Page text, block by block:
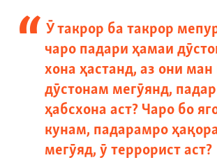
Ӯ такрор ба такрор
чаро падари ҳамаи
хона ҳастанд, аз они ман
дӯстонам мегӯянд,
ҳабсхона аст? Чаро бо
кунам, падарамро
мегӯяд, ӯ террорист аст?